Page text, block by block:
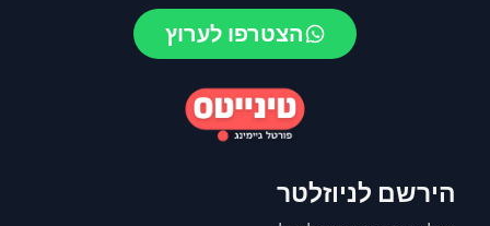
הצטרפו לערוץ
הירשם לניוזלטר